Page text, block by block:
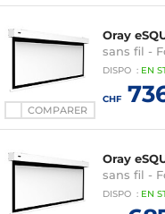
COMPARER
Oray
sans fil -
DISPO : EN
CHF
Oray
sans fil -
DISPO : EN